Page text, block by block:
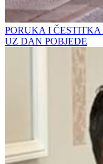
PORUKA I
UZ DAN POBJEDE